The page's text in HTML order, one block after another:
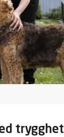
trygghet